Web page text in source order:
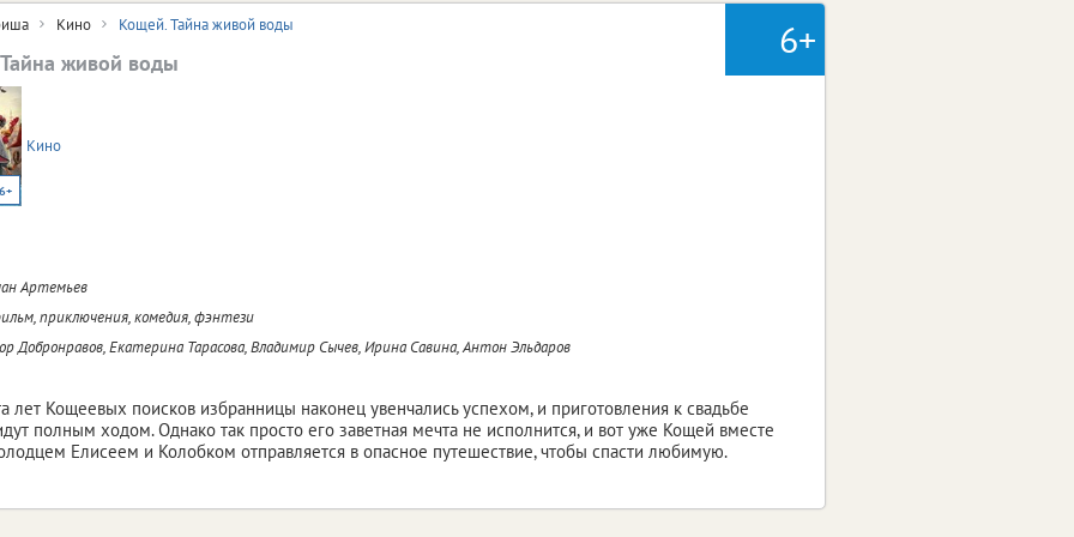
6+
Кино Кощей. Тайна живой воды
живой воды
6+
Кино
Артемьев
приключения, комедия, фэнтези
Добронравов, Екатерина Тарасова, Владимир Сычев, Ирина Савина, Антон Эльдаров
лет Кощеевых поисков избранницы наконец увенчались успехом, и приготовления к свадьбе
полным ходом. Однако так просто его заветная мечта не исполнится, и вот уже Кощей вместе
Елисеем и Колобком отправляется в опасное путешествие, чтобы спасти любимую.